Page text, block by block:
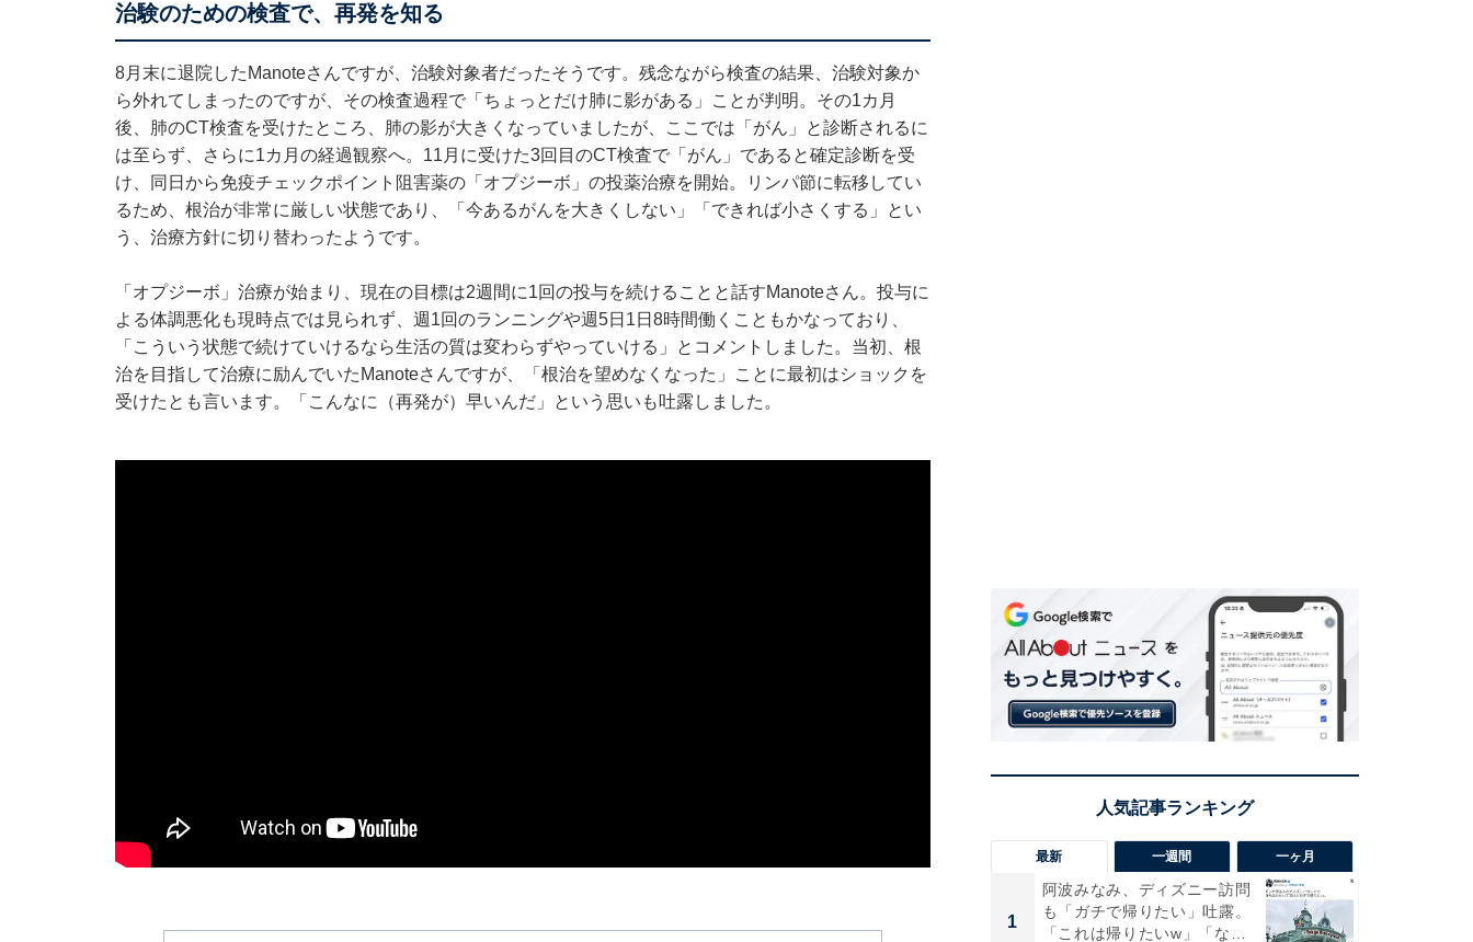
治験のための検査で、再発を知る
8月末に退院したManoteさんですが、治験対象者だったそうです。残念ながら検査の結果、治験対象か
ら外れてしまったのですが、その検査過程で「ちょっとだけ肺に影がある」ことが判明。その1カ月
後、肺のCT検査を受けたところ、肺の影が大きくなっていましたが、ここでは「がん」と診断されるに
は至らず、さらに1カ月の経過観察へ。11月に受けた3回目のCT検査で「がん」であると確定診断を受
け、同日から免疫チェックポイント阻害薬の「オプジーボ」の投薬治療を開始。リンパ節に転移してい
るため、根治が非常に厳しい状態であり、「今あるがんを大きくしない」「できれば小さくする」とい
う、治療方針に切り替わったようです。
「オプジーボ」治療が始まり、現在の目標は2週間に1回の投与を続けることと話すManoteさん。投与に
よる体調悪化も現時点では見られず、週1回のランニングや週5日1日8時間働くこともかなっており、
「こういう状態で続けていけるなら生活の質は変わらずやっていける」とコメントしました。当初、根
治を目指して治療に励んでいたManoteさんですが、「根治を望めなくなった」ことに最初はショックを
受けたとも言います。「こんなに（再発が）早いんだ」という思いも吐露しました。
最新 一週間 一ヶ月
1
阿波みなみ、ディズニー訪問
も「ガチで帰りたい」吐露。
「これは帰りたいw」「なん